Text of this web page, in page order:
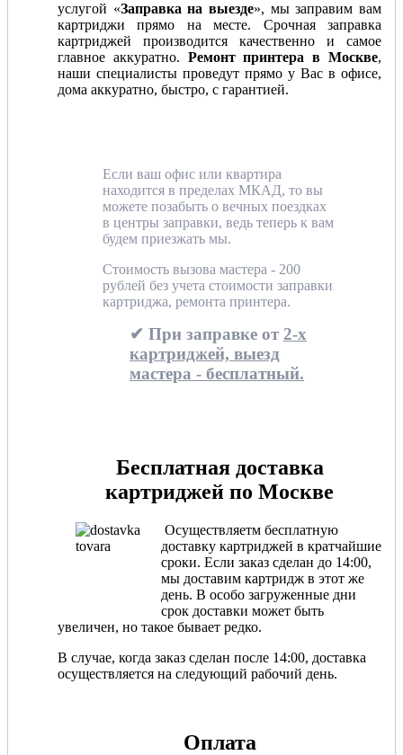
услугой «Заправка на выезде», мы заправим вам
картриджи прямо на месте. Срочная заправка
картриджей производится качественно и самое
главное аккуратно. Ремонт принтера в Москве,
наши специалисты проведут прямо у Вас в офисе,
дома аккуратно, быстро, с гарантией.
Если ваш офис или квартира
находится в пределах МКАД, то вы
можете позабыть о вечных поездках
в центры заправки, ведь теперь к вам
будем приезжать мы.
Стоимость вызова мастера - 200
рублей без учета стоимости заправки
картриджа, ремонта принтера.
✔ При заправке от 2-х
картриджей, выезд
мастера - бесплатный.
Бесплатная доставка
картриджей по Москве
Осуществляетм бесплатную
доставку картриджей в кратчайшие
сроки. Если заказ сделан до 14:00,
мы доставим картридж в этот же
день. В особо загруженные дни
срок доставки может быть
увеличен, но такое бывает редко.
В случае, когда заказ сделан после 14:00, доставка
осуществляется на следующий рабочий день.
Оплата